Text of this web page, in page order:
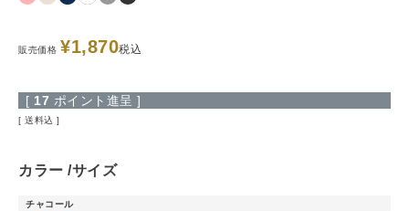
販売価格 ¥1,870税込
[ 17 ポイント進呈 ]
送料込
カラー サイズ
チャコール